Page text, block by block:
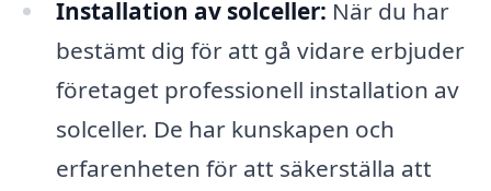
Installation av solceller: När du har
bestämt dig för att gå vidare erbjuder
företaget professionell installation av
solceller. De har kunskapen och
erfarenheten för att säkerställa att